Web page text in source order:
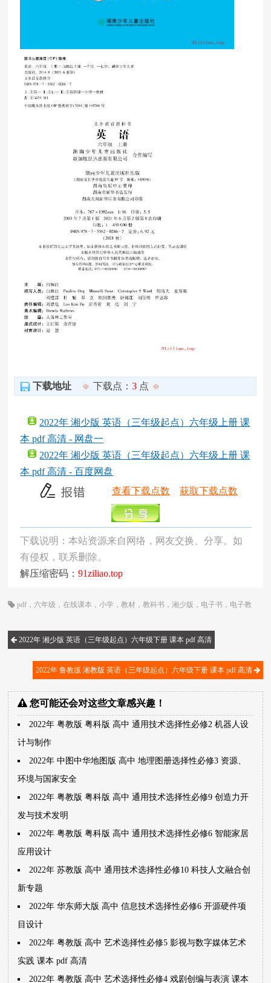
下载地址 下载点：3 点
2022年 湘少版 英语（三年级起点）六年级上册 课
本 pdf 高清 - 网盘一
2022年 湘少版 英语（三年级起点）六年级上册 课
本 pdf 高清 - 百度网盘
查看下载点数
获取下载点数
下载说明：本站资源来自网络，网友交换、分享。如
有侵权，联系删除。
解压缩密码：91ziliao.top
pdf ，六年级 ，在线课本 ，小学 ，教材 ，教科书 ，湘少版 ， 电子书 ， 电子教
2022年 湘少版 英语（三年级起点）六年级下册 课本 pdf 高清
2022年 鲁教版 湘教版 英语（三年级起点）六年级下册 课本 pdf 高清
您可能还会对这些文章感兴趣！
2022年 粤教版 粤科版 高中 通用技术选择性必修2 机器人设
计与制作
2022年 中图中华地图版 高中 地理图册选择性必修3 资源、
环境与国家安全
2022年 粤教版 粤科版 高中 通用技术选择性必修9 创造力开
发与技术发明
2022年 粤教版 粤科版 高中 通用技术选择性必修6 智能家居
应用设计
2022年 苏教版 高中 通用技术选择性必修10 科技人文融合创
新专题
2022年 华东师大版 高中 信息技术选择性必修6 开源硬件项
目设计
2022年 粤教版 高中 艺术选择性必修5 影视与数字媒体艺术
实践 课本 pdf 高清
2022年 粤教版 高中 艺术选择性必修4 戏剧创编与表演 课本